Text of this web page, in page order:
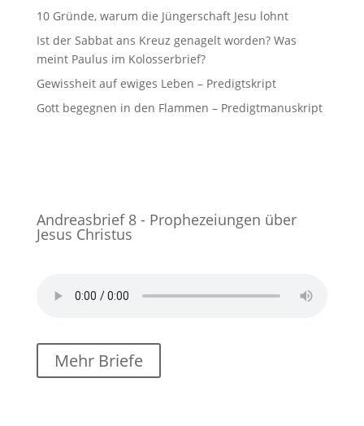
10 Gründe, warum die Jüngerschaft Jesu lohnt
Ist der Sabbat ans Kreuz genagelt worden? Was
meint Paulus im Kolosserbrief?
Gewissheit auf ewiges Leben – Predigtskript
Gott begegnen in den Flammen – Predigtmanuskript
Andreasbrief 8 - Prophezeiungen über
Jesus Christus
Mehr Briefe